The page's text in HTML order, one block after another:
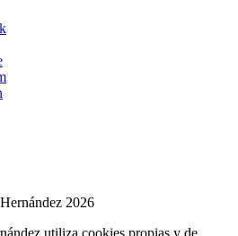
2026
utiliza cookies propias y de